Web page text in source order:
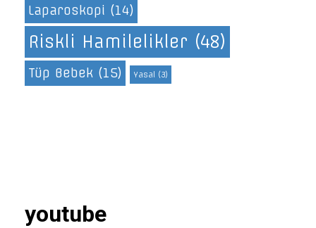
Laparoskopi (14)
Riskli Hamilelikler (48)
Tüp Bebek (15) Yasal (3)
youtube